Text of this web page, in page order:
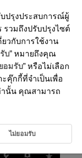
ะเวลาของการแสดงค่า
ทำงาน เช่น โดยการกด
บปรุงประสบการณ์ผู้
รวมถึงปรับปรุงไซต์
วกับการใช้งาน
บ” หมายถึงคุณ
อมรับ” หรือไม่เลือก
ะคุ๊กกี้ที่จำเป็นเพื่อ
านั้น คุณสามารถ
ไม่ยอมรับ